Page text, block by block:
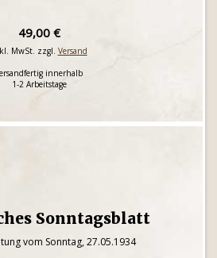
49,00 €
MwSt. zzgl. Versand
innerhalb
1-2 Arbeitstage
Sonntagsblatt
vom Sonntag, 27.05.1934